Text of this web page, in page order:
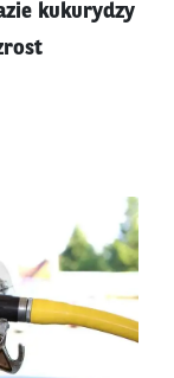
kukurydzy